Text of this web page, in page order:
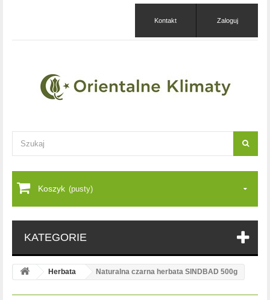
Zaloguj
Kontakt
Koszyk (pusty)
KATEGORIE
Herbata Naturalna czarna herbata SINDBAD 500g